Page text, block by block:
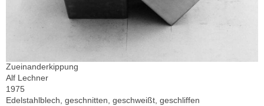
Zueinanderkippung
Alf Lechner
1975
Edelstahlblech, geschnitten, geschweißt, geschliffen